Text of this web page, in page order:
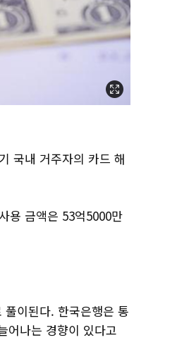
국내 거주자의 카드 해
용 금액은 53억5000만
이된다. 한국은행은 통
어나는 경향이 있다고